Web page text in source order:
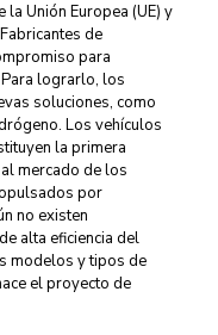
Unión Europea (UE) y
de
para
lograrlo, los
soluciones, como
Los vehículos
la primera
mercado de los
por
no existen
alta eficiencia del
modelos y tipos de
el proyecto de